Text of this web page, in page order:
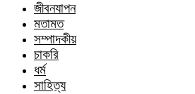
জীবনযাপন
মতামত
সম্পাদকীয়
চাকরি
ধর্ম
সাহিত্য